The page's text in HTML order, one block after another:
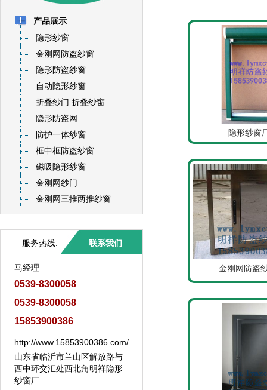
产品展示
隐形纱窗
金刚网防盗纱窗
隐形防盗纱窗
自动隐形纱窗
折叠纱门 折叠纱窗
隐形防盗网
防护一体纱窗
框中框防盗纱窗
磁吸隐形纱窗
金刚网纱门
金刚网三推两推纱窗
服务热线: 联系我们
马经理
0539-8300058
0539-8300058
15853900386
http://www.15853900386.com/
山东省临沂市兰山区解放路与
西中环交汇处西北角明祥隐形
纱窗厂
隐形纱窗
金刚网防盗